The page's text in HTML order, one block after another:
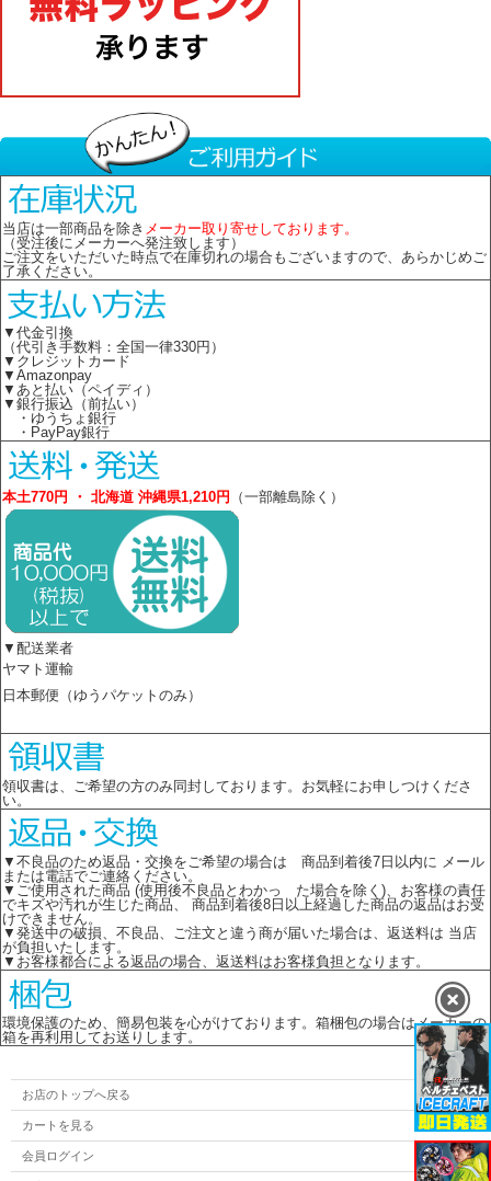
当店は一部商品を除き メーカー取り寄せしております。
（受注後にメーカーへ発注致します）
ご注文をいただいた時点で在庫切れの場合もございますので、あらかじめご
了承ください。
▼代金引換
（代引き手数料：全国一律330円）
▼クレジットカード
▼Amazonpay
▼あと払い（ペイディ）
▼銀行振込（前払い）
・ゆうちょ銀行
・PayPay銀行
本土770円 ・ 北海道 沖縄県1,210円 （一部離島除く）
▼配送業者
ヤマト運輸
日本郵便（ゆうパケットのみ）
領収書は、ご希望の方のみ同封しております。お気軽にお申しつけくださ
い。
▼不良品のため返品・交換をご希望の場合は 商品到着後7日以内に メール
または電話でご連絡ください。
▼ご使用された商品 (使用後不良品とわかっ た場合を除く)、お客様の責任
でキズや汚れが生じた商品、 商品到着後8日以上経過した商品の返品はお受
けできません。
▼発送中の破損、不良品、ご注文と違う商が届いた場合は、返送料は 当店
が負担いたします。
▼お客様都合による返品の場合、返送料はお客様負担となります。
環境保護のため、簡易包装を心がけております。箱梱包の場合はメーカーの
箱を再利用してお送りします。
お店のトップへ戻る
カートを見る
会員ログイン